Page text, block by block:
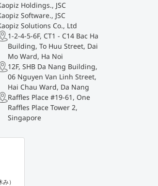
Holdings., JSC
Software., JSC
Solutions Co., Ltd
1-2-4-5-6F, CT1 - C14 Bac Ha
Building, To Huu Street, Dai
Mo Ward, Ha Noi
12F, SHB Da Nang Building,
06 Nguyen Van Linh Street,
Hai Chau Ward, Da Nang
Raffles Place #19-61, One
Raffles Place Tower 2,
Singapore
）